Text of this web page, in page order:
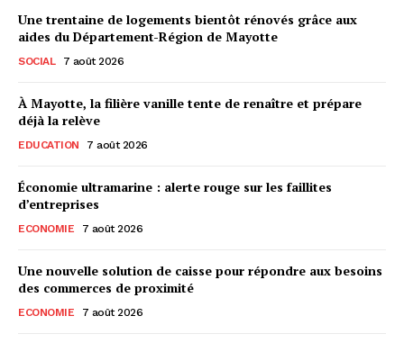
Une trentaine de logements bientôt rénovés grâce aux
aides du Département-Région de Mayotte
SOCIAL 7 août 2026
À Mayotte, la filière vanille tente de renaître et prépare
déjà la relève
EDUCATION 7 août 2026
Économie ultramarine : alerte rouge sur les faillites
d’entreprises
ECONOMIE 7 août 2026
Une nouvelle solution de caisse pour répondre aux besoins
des commerces de proximité
ECONOMIE 7 août 2026